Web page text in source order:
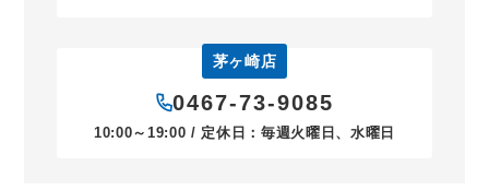
茅ヶ崎店
0467-73-9085
10:00～19:00 / 定休日：毎週火曜日、水曜日